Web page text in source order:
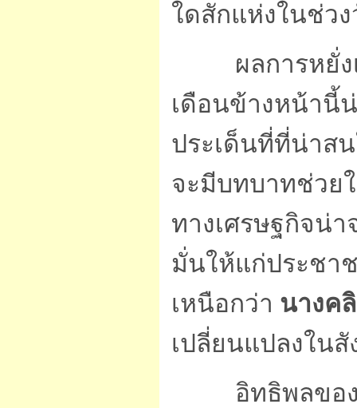
ใดสักแห่งในช่ว
ผลการหยั่งเสี
เดือนข้างหน้านี้
ประเด็นที่ที่น่าส
จะมีบทบาทช่วย
ทางเศรษฐกิจน่
มั่นให้แก่ประชา
เหนือกว่า นางค
เปลี่ยนแปลงใน
อิทธิพลของอ